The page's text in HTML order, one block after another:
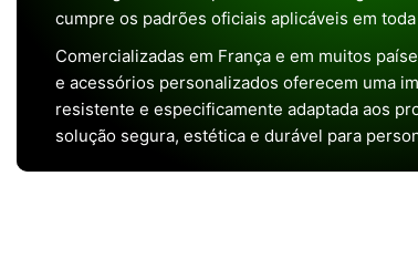
cumpre os padrões oficiais aplicáveis em toda
Comercializadas em França e em muitos
e acessórios personalizados oferecem uma
resistente e especificamente adaptada aos
solução segura, estética e durável para